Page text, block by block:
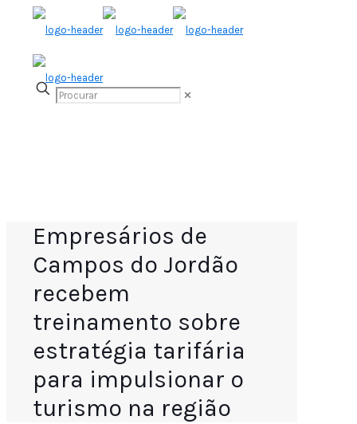
✕
Empresários de
Campos do Jordão
recebem
treinamento sobre
estratégia tarifária
para impulsionar o
turismo na região